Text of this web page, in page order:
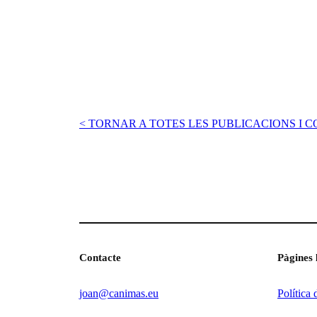
< TORNAR A TOTES LES PUBLICACIONS I
Contacte
joan@canimas.eu
Pàgines
Política